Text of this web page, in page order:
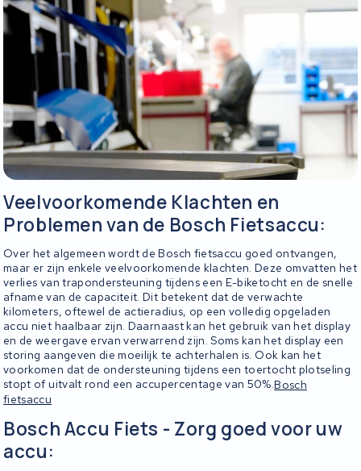
Veelvoorkomende Klachten en
Problemen van de Bosch Fietsaccu:
Over het algemeen wordt de Bosch fietsaccu goed ontvangen,
maar er zijn enkele veelvoorkomende klachten. Deze omvatten het
verlies van trapondersteuning tijdens een E-biketocht en de snelle
afname van de capaciteit. Dit betekent dat de verwachte
kilometers, oftewel de actieradius, op een volledig opgeladen
accu niet haalbaar zijn. Daarnaast kan het gebruik van het display
en de weergave ervan verwarrend zijn. Soms kan het display een
storing aangeven die moeilijk te achterhalen is. Ook kan het
voorkomen dat de ondersteuning tijdens een toertocht plotseling
stopt of uitvalt rond een accupercentage van 50%.Bosch
fietsaccu
Bosch Accu Fiets - Zorg goed voor uw
accu: